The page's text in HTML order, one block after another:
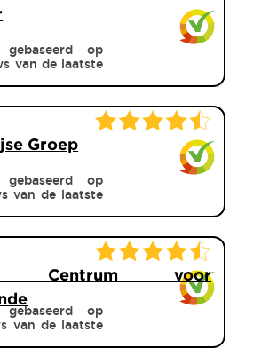
op
van de laatste
Groep
op
van de laatste
Centrum voor
op
van de laatste